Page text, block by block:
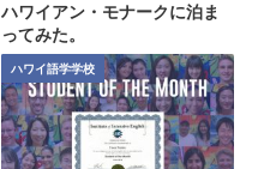
ハワイアン・モナークに泊ま
ってみた。
ハワイ語学学校